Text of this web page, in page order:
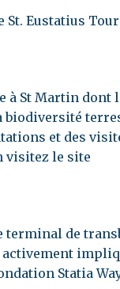
St. Eustatius
à St Martin
et des
visitez le site
terminal de
activement
Statia